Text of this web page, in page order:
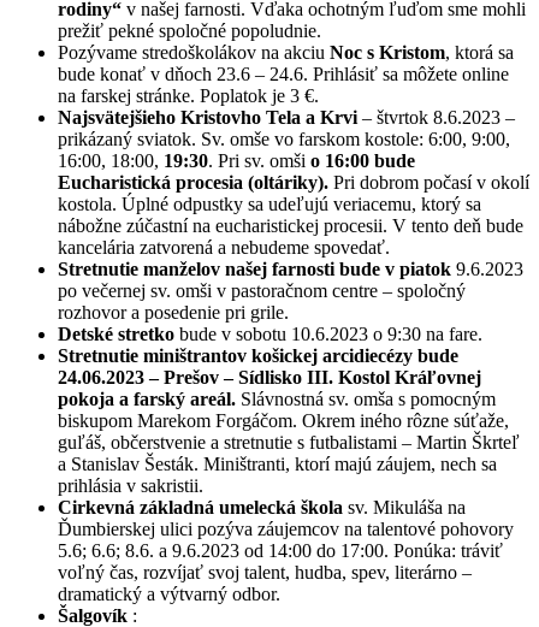
rodiny“ v našej farnosti. Vďaka ochotným ľuďom sme mohli
prežiť pekné spoločné popoludnie.
Pozývame stredoškolákov na akciu Noc s Kristom, ktorá sa
bude konať v dňoch 23.6 – 24.6. Prihlásiť sa môžete online
na farskej stránke. Poplatok je 3 €.
Najsvätejšieho Kristovho Tela a Krvi – štvrtok 8.6.2023 –
prikázaný sviatok. Sv. omše vo farskom kostole: 6:00, 9:00,
16:00, 18:00, 19:30. Pri sv. omši o 16:00 bude
Eucharistická procesia (oltáriky). Pri dobrom počasí v okolí
kostola. Úplné odpustky sa udeľujú veriacemu, ktorý sa
nábožne zúčastní na eucharistickej procesii. V tento deň bude
kancelária zatvorená a nebudeme spovedať.
Stretnutie manželov našej farnosti bude v piatok 9.6.2023
po večernej sv. omši v pastoračnom centre – spoločný
rozhovor a posedenie pri grile.
Detské stretko bude v sobotu 10.6.2023 o 9:30 na fare.
Stretnutie miništrantov košickej arcidiecézy bude
24.06.2023 – Prešov – Sídlisko III. Kostol Kráľovnej
pokoja a farský areál. Slávnostná sv. omša s pomocným
biskupom Marekom Forgáčom. Okrem iného rôzne súťaže,
guľáš, občerstvenie a stretnutie s futbalistami – Martin Škrteľ
a Stanislav Šesták. Miništranti, ktorí majú záujem, nech sa
prihlásia v sakristii.
Cirkevná základná umelecká škola sv. Mikuláša na
Ďumbierskej ulici pozýva záujemcov na talentové pohovory
5.6; 6.6; 8.6. a 9.6.2023 od 14:00 do 17:00. Ponúka: tráviť
voľný čas, rozvíjať svoj talent, hudba, spev, literárno –
dramatický a výtvarný odbor.
Šalgovík :